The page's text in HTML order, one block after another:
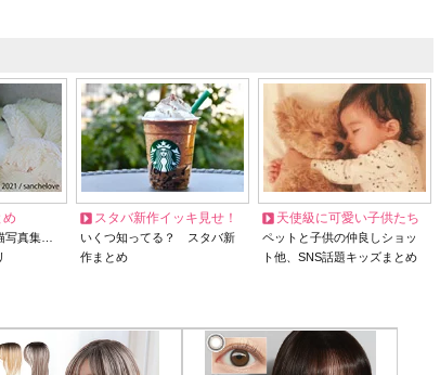
め
写真集…
スタバ新作イッキ見せ！
いくつ知ってる？ スタバ新
作まとめ
天使級に可愛い子供たち
ペットと子供の仲良しショッ
ト他、SNS話題キッズまとめ